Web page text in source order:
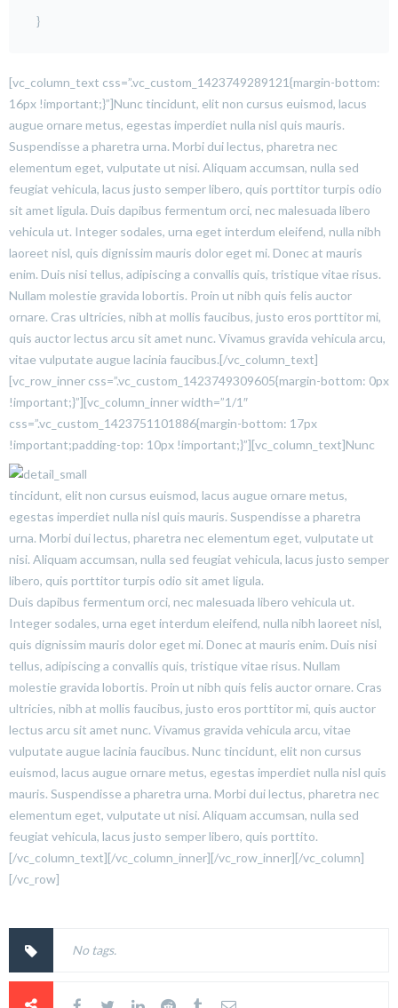
}
[vc_column_text css=”.vc_custom_1423749289121{margin-bottom:
16px !important;}”]Nunc tincidunt, elit non cursus euismod, lacus
augue ornare metus, egestas imperdiet nulla nisl quis mauris.
Suspendisse a pharetra urna. Morbi dui lectus, pharetra nec
elementum eget, vulputate ut nisi. Aliquam accumsan, nulla sed
feugiat vehicula, lacus justo semper libero, quis porttitor turpis odio
sit amet ligula. Duis dapibus fermentum orci, nec malesuada libero
vehicula ut. Integer sodales, urna eget interdum eleifend, nulla nibh
laoreet nisl, quis dignissim mauris dolor eget mi. Donec at mauris
enim. Duis nisi tellus, adipiscing a convallis quis, tristique vitae risus.
Nullam molestie gravida lobortis. Proin ut nibh quis felis auctor
ornare. Cras ultricies, nibh at mollis faucibus, justo eros porttitor mi,
quis auctor lectus arcu sit amet nunc. Vivamus gravida vehicula arcu,
vitae vulputate augue lacinia faucibus.[/vc_column_text]
[vc_row_inner css=”.vc_custom_1423749309605{margin-bottom: 0px
!important;}”][vc_column_inner width=”1/1″
css=”.vc_custom_1423751101886{margin-bottom: 17px
!important;padding-top: 10px !important;}”][vc_column_text]Nunc
tincidunt, elit non cursus euismod, lacus augue ornare metus,
egestas imperdiet nulla nisl quis mauris. Suspendisse a pharetra
urna. Morbi dui lectus, pharetra nec elementum eget, vulputate ut
nisi. Aliquam accumsan, nulla sed feugiat vehicula, lacus justo semper
libero, quis porttitor turpis odio sit amet ligula.
Duis dapibus fermentum orci, nec malesuada libero vehicula ut.
Integer sodales, urna eget interdum eleifend, nulla nibh laoreet nisl,
quis dignissim mauris dolor eget mi. Donec at mauris enim. Duis nisi
tellus, adipiscing a convallis quis, tristique vitae risus. Nullam
molestie gravida lobortis. Proin ut nibh quis felis auctor ornare. Cras
ultricies, nibh at mollis faucibus, justo eros porttitor mi, quis auctor
lectus arcu sit amet nunc. Vivamus gravida vehicula arcu, vitae
vulputate augue lacinia faucibus. Nunc tincidunt, elit non cursus
euismod, lacus augue ornare metus, egestas imperdiet nulla nisl quis
mauris. Suspendisse a pharetra urna. Morbi dui lectus, pharetra nec
elementum eget, vulputate ut nisi. Aliquam accumsan, nulla sed
feugiat vehicula, lacus justo semper libero, quis porttito.
[/vc_column_text][/vc_column_inner][/vc_row_inner][/vc_column]
[/vc_row]
No tags.